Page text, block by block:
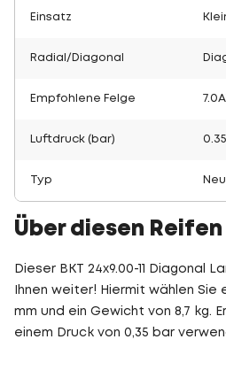
Einsatz
Radial/Diagonal
Empfohlene Felge
Luftdruck (bar) 0.35
Typ Neu
Über diesen Reifen
Dieser BKT 24x9.00-11 Diagonal
Ihnen weiter! Hiermit wählen Sie
mm und ein Gewicht von 8,7 kg.
einem Druck von 0,35 bar